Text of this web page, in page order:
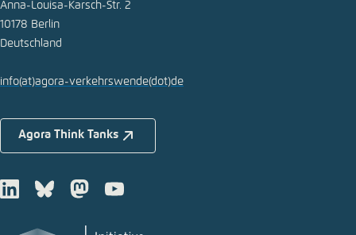
Anna-Louisa-Karsch-Str. 2
10178 Berlin
Deutschland
info(at)agora-verkehrswende(dot)de
Agora Think Tanks
LinkedInBlueskyMastodonYoutube